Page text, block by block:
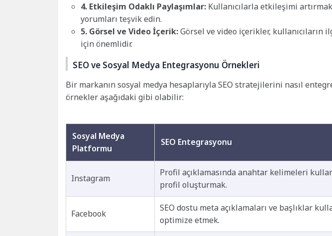
4. Etkileşim Odaklı Paylaşımlar: Kullanıcılarla etkileşimi
yorumları teşvik edin.
5. Görsel ve Video İçerik:Görsel ve video içerikler, kullanıcıların
için önemlidir.
SEO ve Sosyal Medya Entegrasyonu Örnekleri
Bir markanın sosyal medya hesaplarıyla SEO stratejilerini nasıl
örnekler aşağıdaki gibi olabilir:
Sosyal Medya
Platformu
SEO Entegrasyonu
Instagram
Profil açıklamasında anahtar kelimeleri
profil oluşturmak.
Facebook
SEO dostu meta açıklamaları ve başlıklar
optimize etmek.